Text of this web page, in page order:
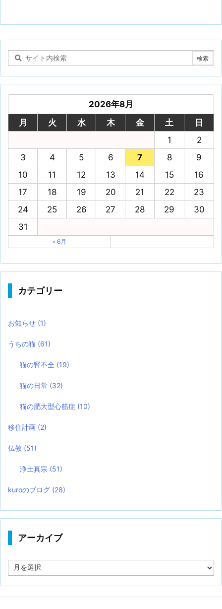
2026年8月
月
火 水 木 金 土
日
1
2
3
4 5 6 7 8
9
10
11 12 13 14 15
16
17
18 19 20 21 22
23
24
25 26 27 28 29
30
31
« 6月
カテゴリー
お知らせ (1)
うちの猫 (61)
猫の腎不全 (19)
猫の日常 (32)
猫の肥大型心筋症 (10)
移住計画 (2)
仏教 (51)
浄土真宗 (51)
kuroのブログ (28)
アーカイブ
ー